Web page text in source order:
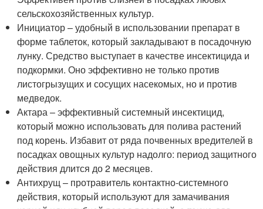
сельскохозяйственных культур.
Инициатор – удобный в использовании препарат в
форме таблеток, который закладывают в посадочную
лунку. Средство выступает в качестве инсектицида и
подкормки. Оно эффективно не только против
листогрызущих и сосущих насекомых, но и против
медведок.
Актара – эффективный системный инсектицид,
который можно использовать для полива растений
под корень. Избавит от ряда почвенных вредителей в
посадках овощных культур надолго: период защитного
действия длится до 2 месяцев.
Антихрущ – протравитель контактно-системного
действия, который используют для замачивания